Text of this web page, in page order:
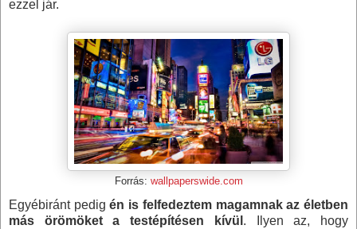
ezzel jár.
Forrás: wallpaperswide.com
Egyébiránt pedigén is felfedeztem magamnak az életben
más örömöket a testépítésen kívül . Ilyen az, hogy